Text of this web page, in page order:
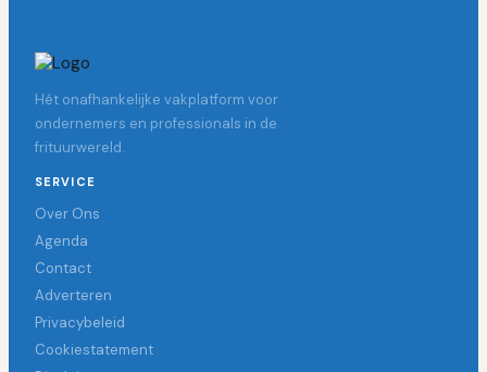
Hét onafhankelijke vakplatform voor
ondernemers en professionals in de
frituurwereld.
SERVICE
Over Ons
Agenda
Contact
Adverteren
Privacybeleid
Cookiestatement